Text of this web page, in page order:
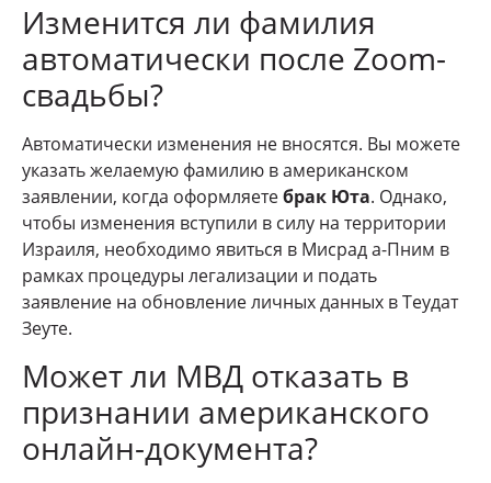
Изменится ли фамилия
автоматически после Zoom-
свадьбы?
Автоматически изменения не вносятся. Вы можете
указать желаемую фамилию в американском
заявлении, когда оформляетебрак Юта. Однако,
чтобы изменения вступили в силу на территории
Израиля, необходимо явиться в Мисрад а-Пним в
рамках процедуры легализации и подать
заявление на обновление личных данных в Теудат
Зеуте.
Может ли МВД отказать в
признании американского
онлайн-документа?